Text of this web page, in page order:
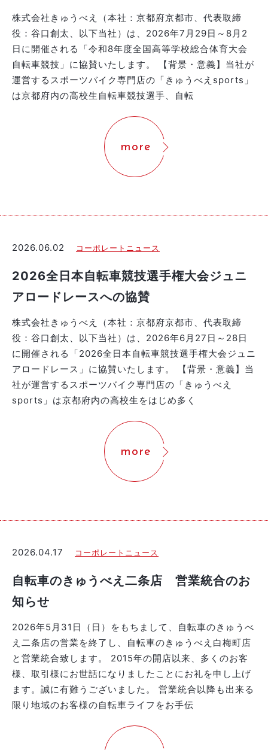
株式会社きゅうべえ（本社：京都府京都市、代表取締
役：谷口創太、以下当社）は、2026年7月29日～8月2
日に開催される「令和8年度全国高等学校総合体育大会
自転車競技」に協賛いたします。 【背景・意義】当社が
運営するスポーツバイク専門店の「きゅうべえsports」
は京都府内の高校生自転車競技選手、自転
more
2026.06.02 コーポレートニュース
2026全日本自転車競技選手権大会ジュニ
アロードレースへの協賛
株式会社きゅうべえ（本社：京都府京都市、代表取締
役：谷口創太、以下当社）は、2026年6月27日～28日
に開催される「2026全日本自転車競技選手権大会ジュニ
アロードレース」に協賛いたします。 【背景・意義】当
社が運営するスポーツバイク専門店の「きゅうべえ
sports」は京都府内の高校生をはじめ多く
more
2026.04.17 コーポレートニュース
自転車のきゅうべえ二条店 営業統合のお
知らせ
2026年5月31日（日）をもちまして、自転車のきゅうべ
え二条店の営業を終了し、自転車のきゅうべえ白梅町店
と営業統合致します。 2015年の開店以来、多くのお客
様、取引様にお世話になりましたことにお礼を申し上げ
ます。誠に有難うございました。 営業統合以降も出来る
限り地域のお客様の自転車ライフをお手伝